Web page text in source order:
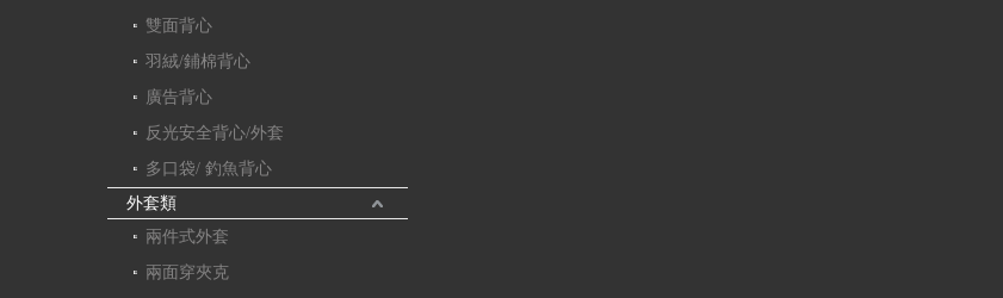
雙面背心
羽絨/鋪棉背心
廣告背心
反光安全背心/外套
多口袋/ 釣魚背心
外套類
兩件式外套
兩面穿夾克